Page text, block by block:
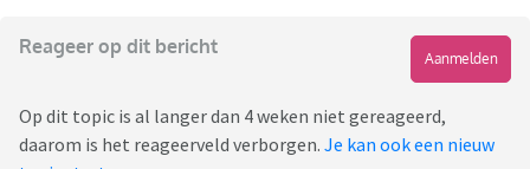
Reageer op dit bericht
Aanmelden
Op dit topic is al langer dan 4 weken niet gereageerd,
daarom is het reageerveld verborgen. Je kan ook een nieuw